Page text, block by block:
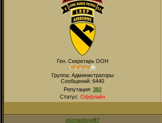
Ген. Секретарь ООН
Группа: Администраторы
Сообщений: 6440
Репутация: 382
Статус: Оффлайн
michaelroyf87